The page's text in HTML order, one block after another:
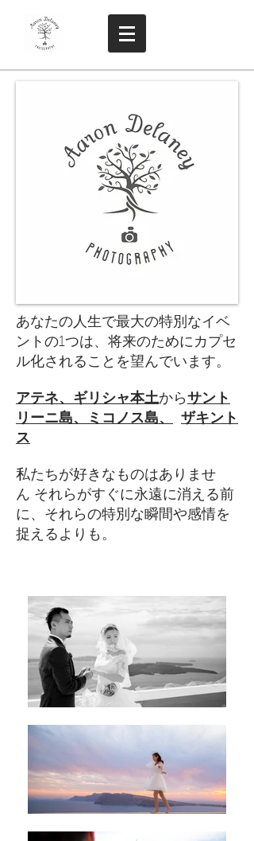
あなたの人生で最大の特別なイベ
ントの1つは、将来のためにカプセ
ル化されることを望んでいます。
アテネ、ギリシャ本土からサント
リーニ島、ミコノス島、
ザキント
ス
私たちが好きなものはありませ
ん それらがすぐに永遠に消える前
に、それらの特別な瞬間や感情を
捉えるよりも。